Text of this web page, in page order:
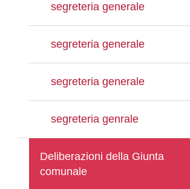
segreteria generale
segreteria generale
segreteria generale
segreteria genrale
Deliberazioni della Giunta
comunale